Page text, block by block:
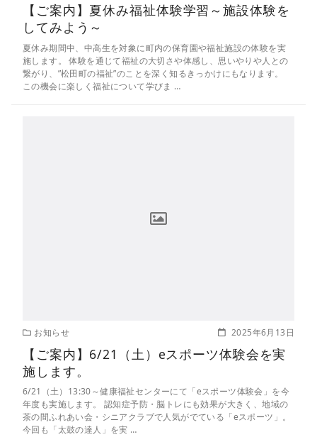
【ご案内】夏休み福祉体験学習～施設体験を
してみよう～
夏休み期間中、中高生を対象に町内の保育園や福祉施設の体験を実
施します。 体験を通じて福祉の大切さや体感し、思いやりや人との
繋がり、”松田町の福祉”のことを深く知るきっかけにもなります。
この機会に楽しく福祉について学びま …
お知らせ 2025年6月13日
【ご案内】6/21（土）eスポーツ体験会を実
施します。
6/21（土）13:30～健康福祉センターにて「eスポーツ体験会」を今
年度も実施します。 認知症予防・脳トレにも効果が大きく、地域の
茶の間ふれあい会・シニアクラブで人気がでている「eスポーツ」。
今回も「太鼓の達人」を実 …